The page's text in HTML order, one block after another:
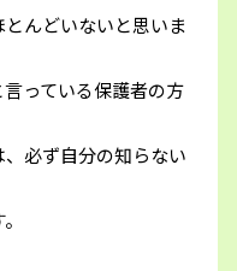
んどいないと思いま
っている保護者の方
必ず自分の知らない